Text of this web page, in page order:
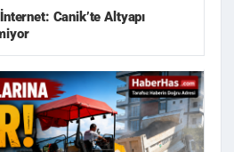
Canik’te Altyapı